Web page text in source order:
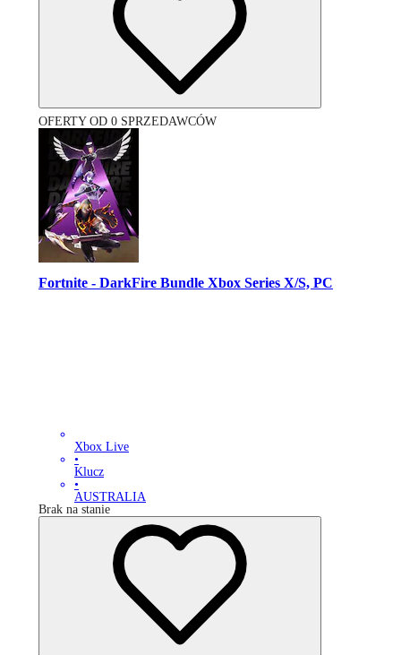
OFERTY OD 0 SPRZEDAWCÓW
Fortnite - DarkFire Bundle Xbox Series X/S, PC
Xbox Live
•
Klucz
•
AUSTRALIA
Brak na stanie